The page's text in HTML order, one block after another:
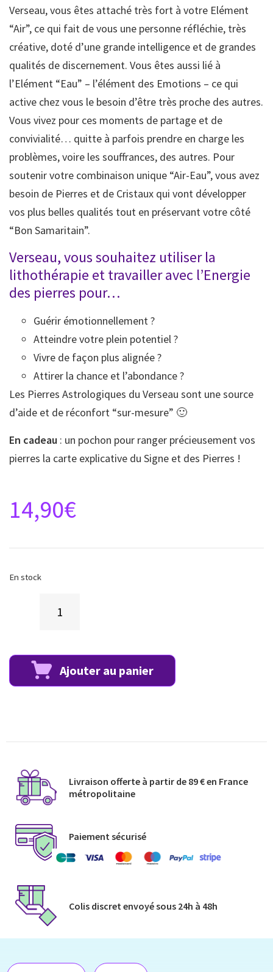
Verseau, vous êtes attaché très fort à votre Elément
“Air”, ce qui fait de vous une personne réfléchie, très
créative, doté d’une grande intelligence et de grandes
qualités de discernement. Vous êtes aussi lié à
l’Elément “Eau” – l’élément des Emotions – ce qui
active chez vous le besoin d’être très proche des autres.
Vous vivez pour ces moments de partage et de
convivialité… quitte à parfois prendre en charge les
problèmes, voire les souffrances, des autres. Pour
soutenir votre combinaison unique “Air-Eau”, vous avez
besoin de Pierres et de Cristaux qui vont développer
vos plus belles qualités tout en préservant votre côté
“Bon Samaritain”.
Verseau, vous souhaitez utiliser la
lithothérapie et travailler avec l’Energie
des pierres pour…
Guérir émotionnellement ?
Atteindre votre plein potentiel ?
Vivre de façon plus alignée ?
Attirer la chance et l’abondance ?
Les Pierres Astrologiques du Verseau sont une source
d’aide et de réconfort “sur-mesure” 🙂
En cadeau : un pochon pour ranger précieusement vos
pierres la carte explicative du Signe et des Pierres !
14,90€
En stock
Ajouter au panier
Livraison offerte à partir de 89 € en France
métropolitaine​
Paiement sécurisé
Colis discret envoyé​ sous 24h à 48h​